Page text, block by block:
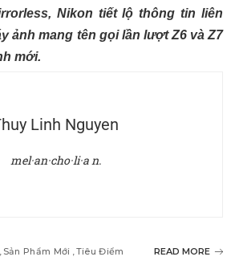
Nikon tiết lộ thông tin liên
ảnh mang tên gọi lần lượt Z6 và Z7
mới.
Linh Nguyen
mel·an·cho·li·a n.
Sản Phẩm Mới Tiêu Điểm READ MORE